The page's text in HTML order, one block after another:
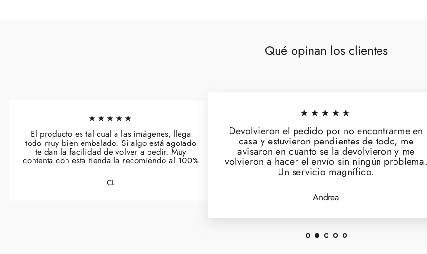
Qué opinan los clientes
★★★★★
El producto es tal cual a las imágenes, llega
todo muy bien embalado. Si algo está agotado
te dan la facilidad de volver a pedir. Muy
contenta con esta tienda la recomiendo al 100%
CL
★★★★★
Devolvieron el pedido por no encontrarme en
casa y estuvieron pendientes de todo, me
avisaron en cuanto se la devolvieron y me
volvieron a hacer el envío sin ningún problema.
Un servicio magnífico.
Andrea